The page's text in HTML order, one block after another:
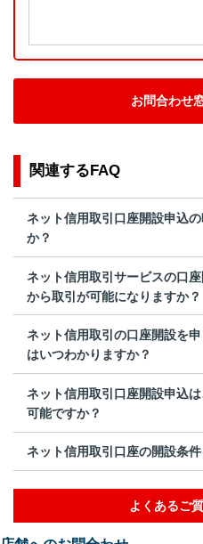
お問合わせ
関連するFAQ
ネット信用取引口座開設申込
か？
ネット信用取引サービスの口
から取引が可能になりますか？
ネット信用取引の口座開設を
はいつわかりますか？
ネット信用取引口座開設申込
可能ですか？
ネット信用取引口座の開設条件
よくあるご